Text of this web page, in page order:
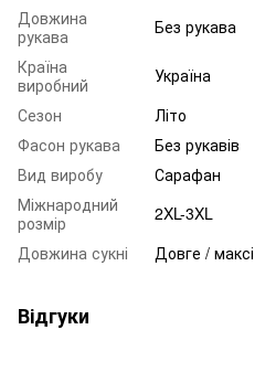
Довжина
рукава
Без рукава
Країна
виробний
Україна
Сезон
Літо
Фасон рукава
Без рукавів
Вид виробу
Сарафан
Міжнародний
розмір
2XL-3XL
Довжина сукні
Довге / максі
Відгуки